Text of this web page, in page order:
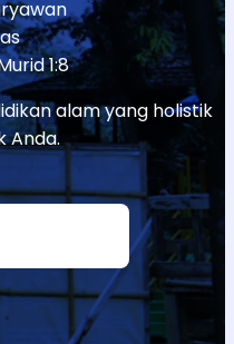
1:8
alam yang holistik
Anda.